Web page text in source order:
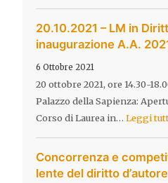
20.10.2021 – LM in
inaugurazione A.A.
6 Ottobre 2021
20 ottobre 2021, ore 14.30-
Palazzo della Sapienza:
Corso di Laurea in…Leggi
Concorrenza e
lente del diritto d’autore